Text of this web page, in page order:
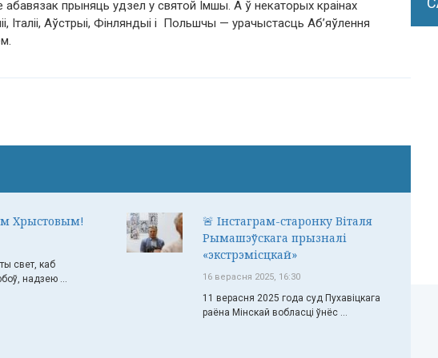
прыняць удзел у святой Імшы. А ў некаторых краінах
Італіі, Аўстрыі, Фінляндыі і Польшчы — урачыстасць Аб’яўлення
Хрыстовым!
свет, каб
надзею ...
🚨 Інстаграм-старонку Віталя
Рымашэўскага прызналі
«экстрэмісцкай»
16 верасня 2025, 16:30
11 верасня 2025 года суд Пухавіцкага
раёна Мінскай вобласці ўнёс ...